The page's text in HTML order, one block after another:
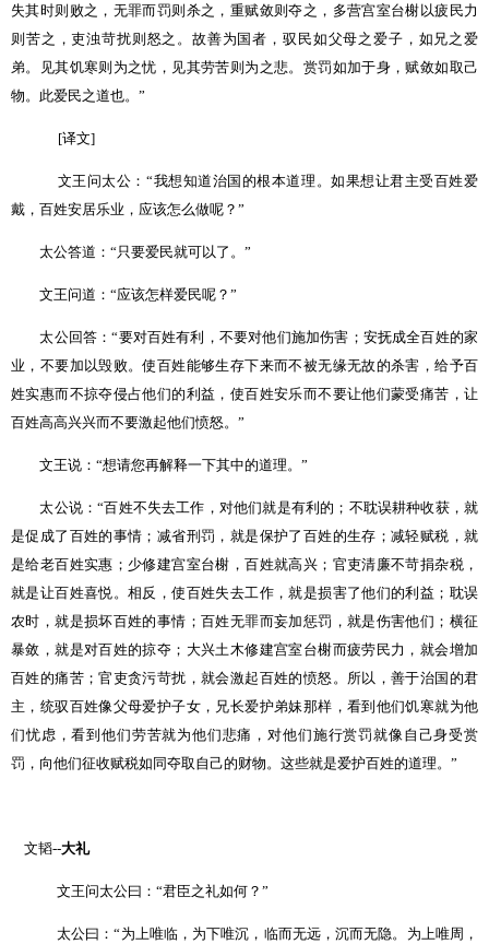
失其时则败之，无罪而罚则杀之，重赋敛则夺之，多营宫室台榭以疲民力
则苦之，吏浊苛扰则怒之。故善为国者，驭民如父母之爱子，如兄之爱
弟。见其饥寒则为之忧，见其劳苦则为之悲。赏罚如加于身，赋敛如取己
物。此爱民之道也。 ”
[译文]
文王问太公： “我想知道治国的根本道理。如果想让君主受百姓爱
戴，百姓安居乐业，应该怎么做呢？ ”
太公答道： “只要爱民就可以了。 ”
文王问道： “应该怎样爱民呢？ ”
太公回答：“要对百姓有利，不要对他们施加伤害；安抚成全百姓的家
业，不要加以毁败。使百姓能够生存下来而不被无缘无故的杀害，给予百
姓实惠而不掠夺侵占他们的利益，使百姓安乐而不要让他们蒙受痛苦，让
百姓高高兴兴而不要激起他们愤怒。 ”
文王说： “想请您再解释一下其中的道理。 ”
太公说：“百姓不失去工作，对他们就是有利的；不耽误耕种收获，就
是促成了百姓的事情；减省刑罚，就是保护了百姓的生存；减轻赋税，就
是给老百姓实惠；少修建宫室台榭，百姓就高兴；官吏清廉不苛捐杂税，
就是让百姓喜悦。相反，使百姓失去工作，就是损害了他们的利益；耽误
农时，就是损坏百姓的事情；百姓无罪而妄加惩罚，就是伤害他们；横征
暴敛，就是对百姓的掠夺；大兴土木修建宫室台榭而疲劳民力，就会增加
百姓的痛苦；官吏贪污苛扰，就会激起百姓的愤怒。所以，善于治国的君
主，统驭百姓像父母爱护子女，兄长爱护弟妹那样，看到他们饥寒就为他
们忧虑，看到他们劳苦就为他们悲痛，对他们施行赏罚就像自己身受赏
罚，向他们征收赋税如同夺取自己的财物。这些就是爱护百姓的道理。 ”
文韬--大礼
文王问太公曰： “君臣之礼如何？ ”
太公曰：“为上唯临，为下唯沉，临而无远，沉而无隐。为上唯周，